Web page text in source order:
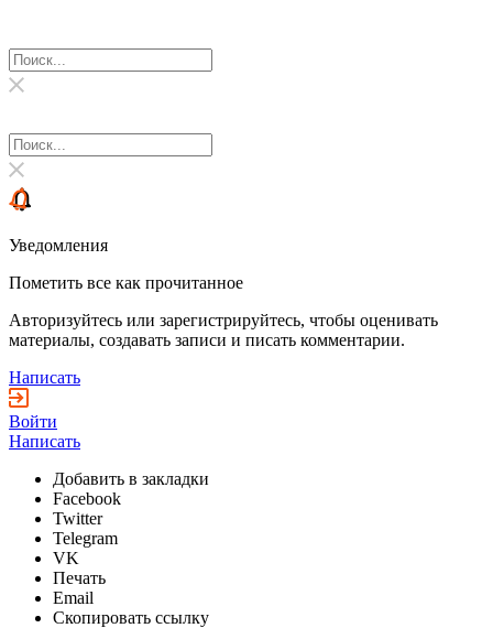
Уведомления
Пометить все как прочитанное
Авторизуйтесь или зарегистрируйтесь, чтобы оценивать
материалы, создавать записи и писать комментарии.
Написать
Войти
Написать
Добавить в закладки
Facebook
Twitter
Telegram
VK
Печать
Email
Скопировать ссылку